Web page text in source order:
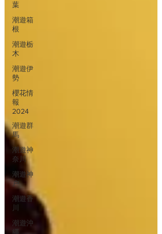
葉
潮遊箱
根
潮遊栃
木
潮遊伊
勢
櫻花情
報
2024
潮遊群
馬
潮遊神
奈川
潮遊神
户
潮遊香
川
潮遊沖
繩